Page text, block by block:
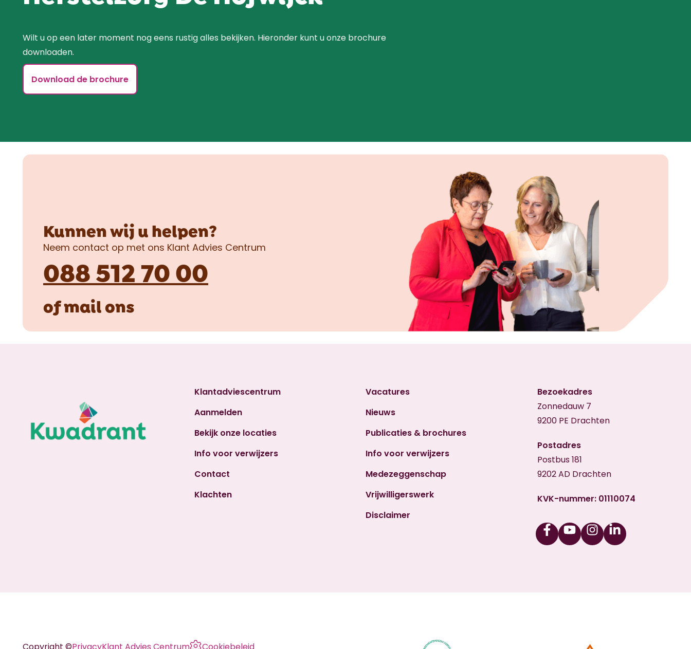
Wilt u op een later moment nog eens rustig alles bekijken. Hieronder kunt u onze brochure
downloaden.
Download de brochure
Kunnen wij u helpen?
Neem contact op met ons Klant Advies Centrum
088 512 70 00
ofmailons
Klantadviescentrum
Aanmelden
Bekijk onze locaties
Info voor verwijzers
Contact
Klachten
Vacatures
Nieuws
Publicaties & brochures
Info voor verwijzers
Medezeggenschap
Vrijwilligerswerk
Disclaimer
Bezoekadres
Zonnedauw 7
9200 PE Drachten
Postadres
Postbus 181
9202 AD Drachten
KVK-nummer: 01110074
FacebookYoutubeInstagramLinkedin